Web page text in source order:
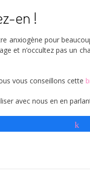
en !
anxiogène pour
et n’occultez pas un
vous conseillons cette
avec nous en en